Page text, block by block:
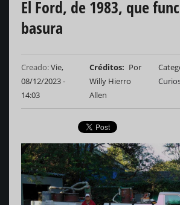
El Ford, de 1983, que
basura
Creado:Vie,
08/12/2023 -
14:03
Créditos
Por
Willy Hierro
Allen